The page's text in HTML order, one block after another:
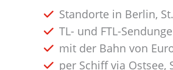
Standorte in Berlin,
TL- und FTL-
mit der Bahn von
per Schiff via Ostsee,